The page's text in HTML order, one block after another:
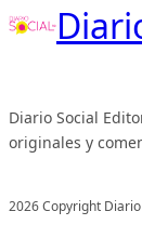
Diario Social
originales y
2026 Copyright